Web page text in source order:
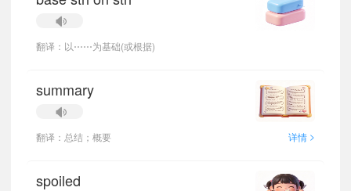
翻译：以⋯⋯为基础(或根据)
summary
翻译：总结；概要 详情 >
spoiled